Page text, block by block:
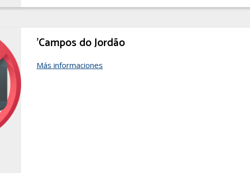
'Campos do Jordão
Más informaciones